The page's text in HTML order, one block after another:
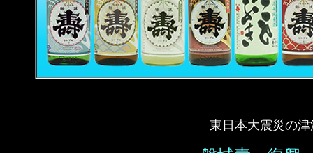
東日本大震災の